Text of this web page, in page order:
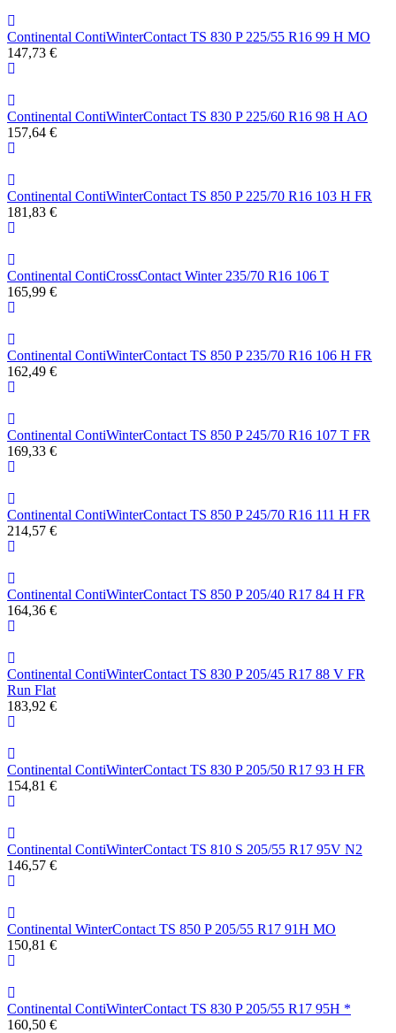
Continental ContiWinterContact TS 830 P 225/55 R16 99 H MO
147,73 €
Continental ContiWinterContact TS 830 P 225/60 R16 98 H AO
157,64 €
Continental ContiWinterContact TS 850 P 225/70 R16 103 H FR
181,83 €
Continental ContiCrossContact Winter 235/70 R16 106 T
165,99 €
Continental ContiWinterContact TS 850 P 235/70 R16 106 H FR
162,49 €
Continental ContiWinterContact TS 850 P 245/70 R16 107 T FR
169,33 €
Continental ContiWinterContact TS 850 P 245/70 R16 111 H FR
214,57 €
Continental ContiWinterContact TS 850 P 205/40 R17 84 H FR
164,36 €
Continental ContiWinterContact TS 830 P 205/45 R17 88 V FR
Run Flat
183,92 €
Continental ContiWinterContact TS 830 P 205/50 R17 93 H FR
154,81 €
Continental ContiWinterContact TS 810 S 205/55 R17 95V N2
146,57 €
Continental WinterContact TS 850 P 205/55 R17 91H MO
150,81 €
Continental ContiWinterContact TS 830 P 205/55 R17 95H *
160,50 €